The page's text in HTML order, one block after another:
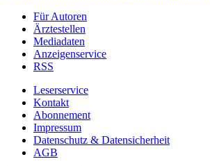
Für Autoren
Ärztestellen
Mediadaten
Anzeigenservice
RSS
Leserservice
Kontakt
Abonnement
Impressum
Datenschutz & Datensicherheit
AGB